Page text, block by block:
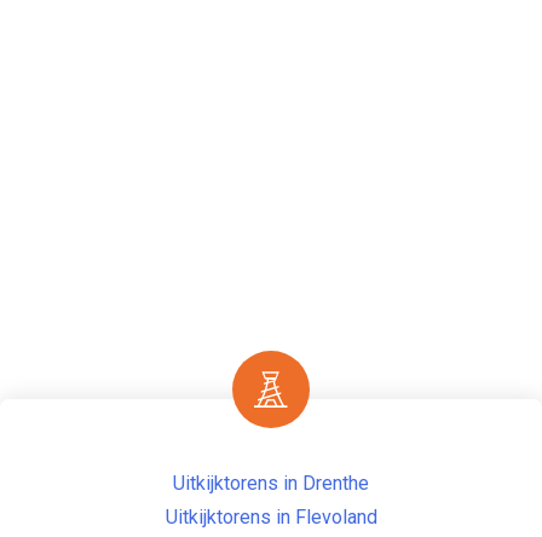
Uitkijktorens in Drenthe
Uitkijktorens in Flevoland